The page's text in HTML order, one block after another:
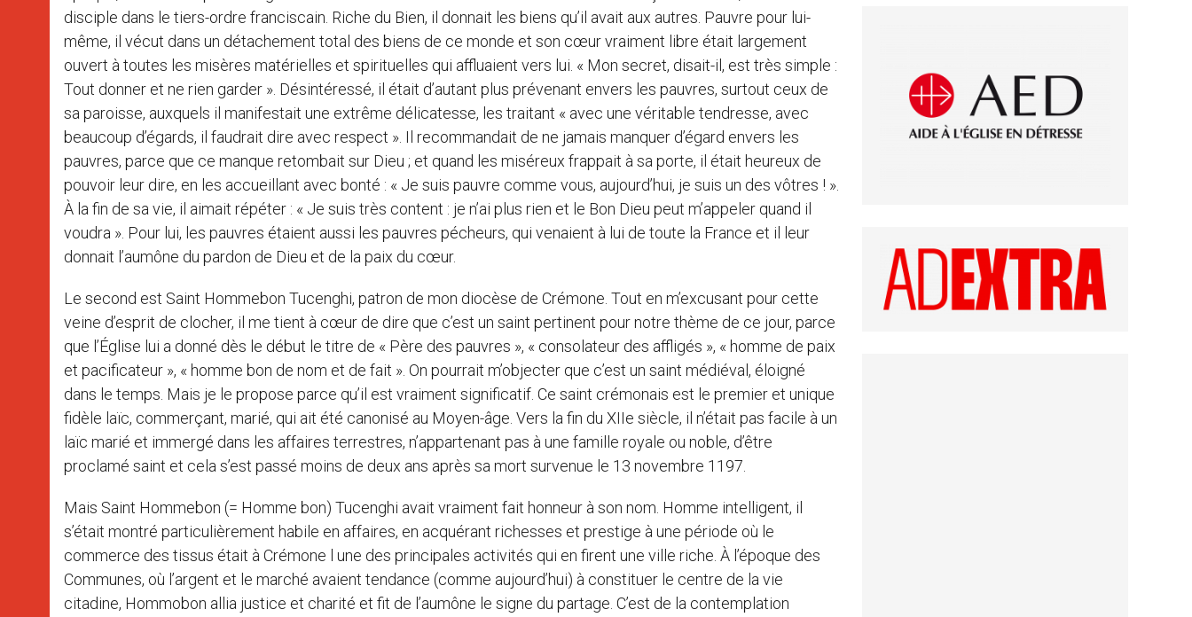
disciple dans le tiers-ordre franciscain. Riche du Bien, il donnait les biens qu’il avait aux autres. Pauvre pour lui-
même, il vécut dans un détachement total des biens de ce monde et son cœur vraiment libre était largement
ouvert à toutes les misères matérielles et spirituelles qui affluaient vers lui. « Mon secret, disait-il, est très simple :
Tout donner et ne rien garder ». Désintéressé, il était d’autant plus prévenant envers les pauvres, surtout ceux de
sa paroisse, auxquels il manifestait une extrême délicatesse, les traitant « avec une véritable tendresse, avec
beaucoup d’égards, il faudrait dire avec respect ». Il recommandait de ne jamais manquer d’égard envers les
pauvres, parce que ce manque retombait sur Dieu ; et quand les miséreux frappait à sa porte, il était heureux de
pouvoir leur dire, en les accueillant avec bonté : « Je suis pauvre comme vous, aujourd’hui, je suis un des vôtres ! ».
À la fin de sa vie, il aimait répéter : « Je suis très content : je n’ai plus rien et le Bon Dieu peut m’appeler quand il
voudra ». Pour lui, les pauvres étaient aussi les pauvres pécheurs, qui venaient à lui de toute la France et il leur
donnait l’aumône du pardon de Dieu et de la paix du cœur.
Le second est Saint Hommebon Tucenghi, patron de mon diocèse de Crémone. Tout en m’excusant pour cette
veine d’esprit de clocher, il me tient à cœur de dire que c’est un saint pertinent pour notre thème de ce jour, parce
que l’Église lui a donné dès le début le titre de « Père des pauvres », « consolateur des affligés », « homme de paix
et pacificateur », « homme bon de nom et de fait ». On pourrait m’objecter que c’est un saint médiéval, éloigné
dans le temps. Mais je le propose parce qu’il est vraiment significatif. Ce saint crémonais est le premier et unique
fidèle laïc, commerçant, marié, qui ait été canonisé au Moyen-âge. Vers la fin du XIIe siècle, il n’était pas facile à un
laïc marié et immergé dans les affaires terrestres, n’appartenant pas à une famille royale ou noble, d’être
proclamé saint et cela s’est passé moins de deux ans après sa mort survenue le 13 novembre 1197.
Mais Saint Hommebon (= Homme bon) Tucenghi avait vraiment fait honneur à son nom. Homme intelligent, il
s’était montré particulièrement habile en affaires, en acquérant richesses et prestige à une période où le
commerce des tissus était à Crémone l une des principales activités qui en firent une ville riche. À l’époque des
Communes, où l’argent et le marché avaient tendance (comme aujourd’hui) à constituer le centre de la vie
citadine, Hommobon allia justice et charité et fit de l’aumône le signe du partage. C’est de la contemplation